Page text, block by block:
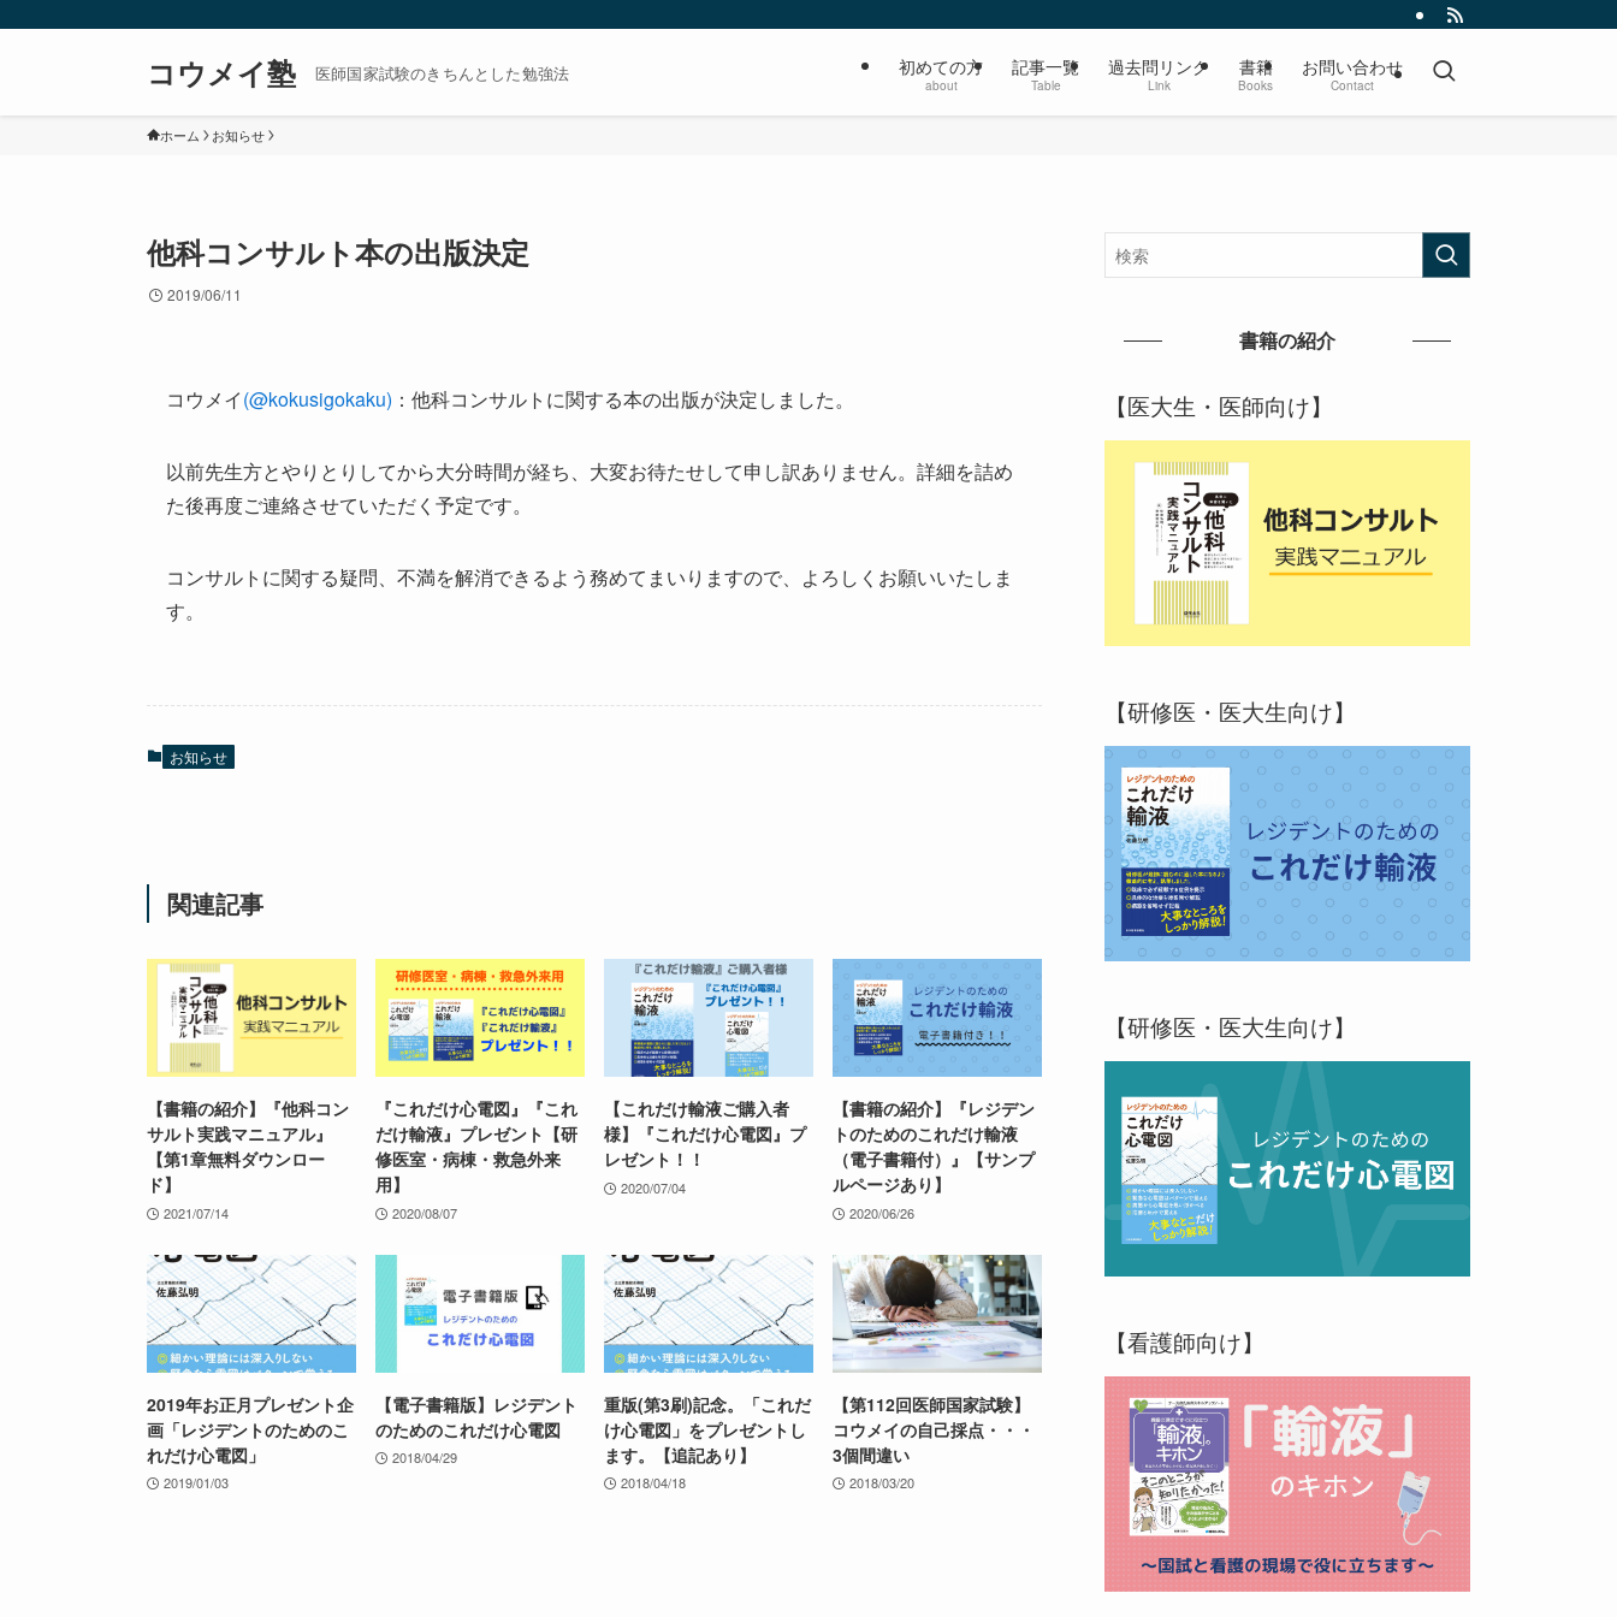
コウメイ塾 医師国家試験のきちんとした勉強法 初めての方
about
記事一覧
Table
過去問リンク
Link
書籍
Books
お問い合わせ
Contact
ホーム お知らせ
他科コンサルト本の出版決定
2019/06/11
コウメイ(@kokusigokaku) ：他科コンサルトに関する本の出版が決定しました。
以前先生方とやりとりしてから大分時間が経ち、大変お待たせして申し訳ありません。詳細を詰め
た後再度ご連絡させていただく予定です。
コンサルトに関する疑問、不満を解消できるよう務めてまいりますので、よろしくお願いいたしま
す。
お知らせ
関連記事
【書籍の紹介】『他科コン
サルト実践マニュアル』
【第1章無料ダウンロー
ド】
2021/07/14
『これだけ心電図』『これ
だけ輸液』プレゼント【研
修医室・病棟・救急外来
用】
2020/08/07
【これだけ輸液ご購入者
様】『これだけ心電図』プ
レゼント！！
2020/07/04
【書籍の紹介】『レジデン
トのためのこれだけ輸液
（電子書籍付）』【サンプ
ルページあり】
2020/06/26
2019年お正月プレゼント企
画「レジデントのためのこ
れだけ心電図」
2019/01/03
【電子書籍版】レジデント
のためのこれだけ心電図
2018/04/29
重版(第3刷)記念。「これだ
け心電図」をプレゼントし
ます。【追記あり】
2018/04/18
【第112回医師国家試験】
コウメイの自己採点・・・
3個間違い
2018/03/20
書籍の紹介
【医大生・医師向け】
【研修医・医大生向け】
【研修医・医大生向け】
【看護師向け】